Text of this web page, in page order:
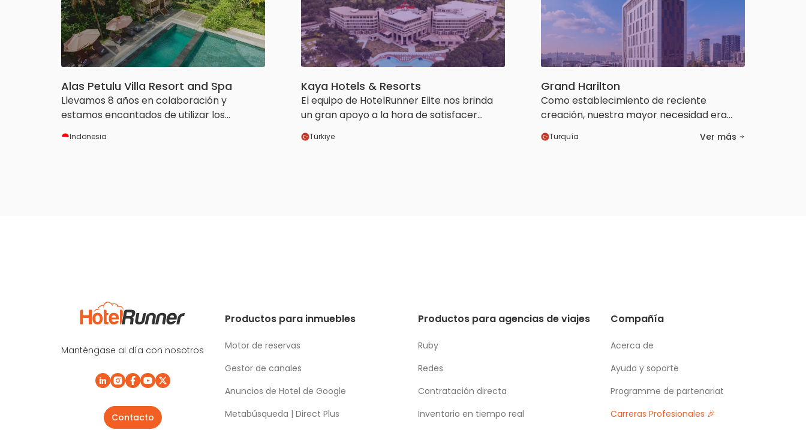
Alas Petulu Villa Resort and Spa
Llevamos 8 años en colaboración y
estamos encantados de utilizar los
Nos ayuda mucho a gestionar nuestro
Indonesia
Kaya Hotels & Resorts
El equipo de HotelRunner Elite nos brinda
un gran apoyo a la hora de satisfacer
nuestras necesidades. Su capacidad para
ir más allá de nuestras peticiones y ofrecer
Türkiye
Grand Harilton
Como establecimiento de reciente
creación, nuestra mayor necesidad era
acelerar el proceso y construir el sistema
correctamente desde el principio. Con
Turquía Ver más
Manténgase al día con nosotros
Contacto
Productos para inmuebles
Motor de reservas
Gestor de canales
Anuncios de Hotel de Google
Metabúsqueda | Direct Plus
Productos para agencias de viajes
Ruby
Redes
Contratación directa
Inventario en tiempo real
Compañía
Acerca de
Ayuda y soporte
Programme de partenariat
Carreras Profesionales 🎉